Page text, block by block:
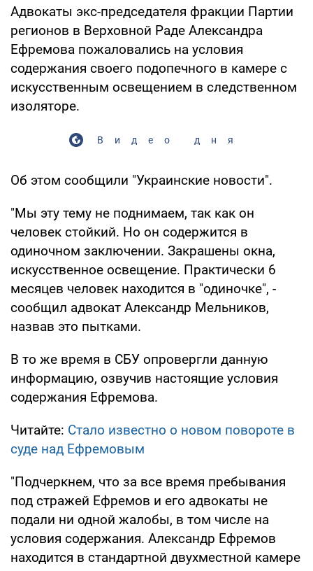
Адвокаты экс-председателя фракции Партии
регионов в Верховной Раде Александра
Ефремова пожаловались на условия
содержания своего подопечного в камере с
искусственным освещением в следственном
изоляторе.
Видео дня
Об этом сообщили "Украинские новости".
"Мы эту тему не поднимаем, так как он
человек стойкий. Но он содержится в
одиночном заключении. Закрашены окна,
искусственное освещение. Практически 6
месяцев человек находится в "одиночке", -
сообщил адвокат Александр Мельников,
назвав это пытками.
В то же время в СБУ опровергли данную
информацию, озвучив настоящие условия
содержания Ефремова.
Читайте: Стало известно о новом повороте в
суде над Ефремовым
"Подчеркнем, что за все время пребывания
под стражей Ефремов и его адвокаты не
подали ни одной жалобы, в том числе на
условия содержания. Александр Ефремов
находится в стандартной двухместной камере